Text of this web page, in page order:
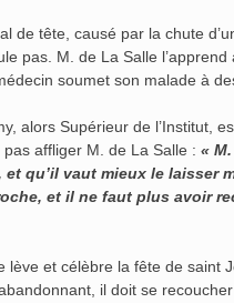
de tête, causé par la chute
pas. M. de La Salle
soumet son malade à
alors Supérieur de l’Institut,
affliger M. de La Salle : «
qu’il vaut mieux le laisser
et il ne faut plus avoir
lève et célèbre la fête de
il doit se